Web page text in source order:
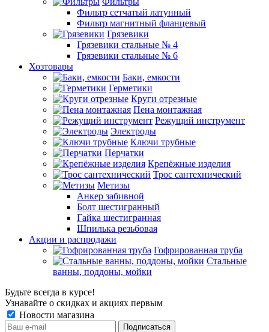
Фильтр сетчатый латунный
Фильтр магнитный фланцевый
Грязевики
Грязевики стальные № 4
Грязевики стальные № 6
Хозтовары
Баки, емкости
Герметики
Круги отрезные
Пена монтажная
Режущий инструмент
Электроды
Ключи трубные
Перчатки
Крепёжные изделия
Трос сантехнический
Метизы
Анкер забивной
Болт шестигранный
Гайка шестигранная
Шпилька резьбовая
Акции и распродажи
Гофрированная труба
Стальные
ванны, поддоны, мойки
Будьте всегда в курсе!
Узнавайте о скидках и акциях первым
Новости магазина